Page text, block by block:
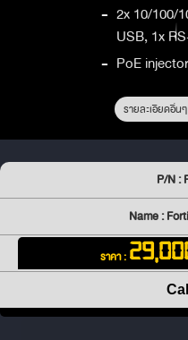
- 2x 10/100/
USB, 1x
- PoE
รายละเอียดอื่นๆ
P/N :
Name :
ราคา :